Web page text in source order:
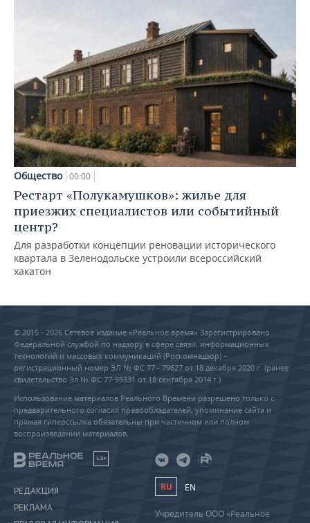
Общество 00:00
Рестарт «Полукамушков»: жилье для
приезжих специалистов или событийный
центр?
Для разработки концепции реновации исторического
квартала в Зеленодольске устроили всероссийский
хакатон
© 2015 - 2026 Сетевое издание «Реальное время» Зарегистрировано
Федеральной службой по надзору в сфере связи, информационных
технологий и массовых коммуникаций (Роскомнадзор) –
регистрационный номер ЭЛ № ФС 77 - 79627 от 18 декабря 2020 г. (ранее
свидетельство Эл № ФС 77-59331 от 18 сентября 2014 г.)
Использование материалов Реального Времени разрешено только с
предварительного согласия правообладателей, упоминание сайта и
прямая гиперссылка обязательны при частичном или полном
воспроизведении материалов.
18+
РЕДАКЦИЯ
РЕКЛАМА
RU EN
Учредитель ООО «Реальное